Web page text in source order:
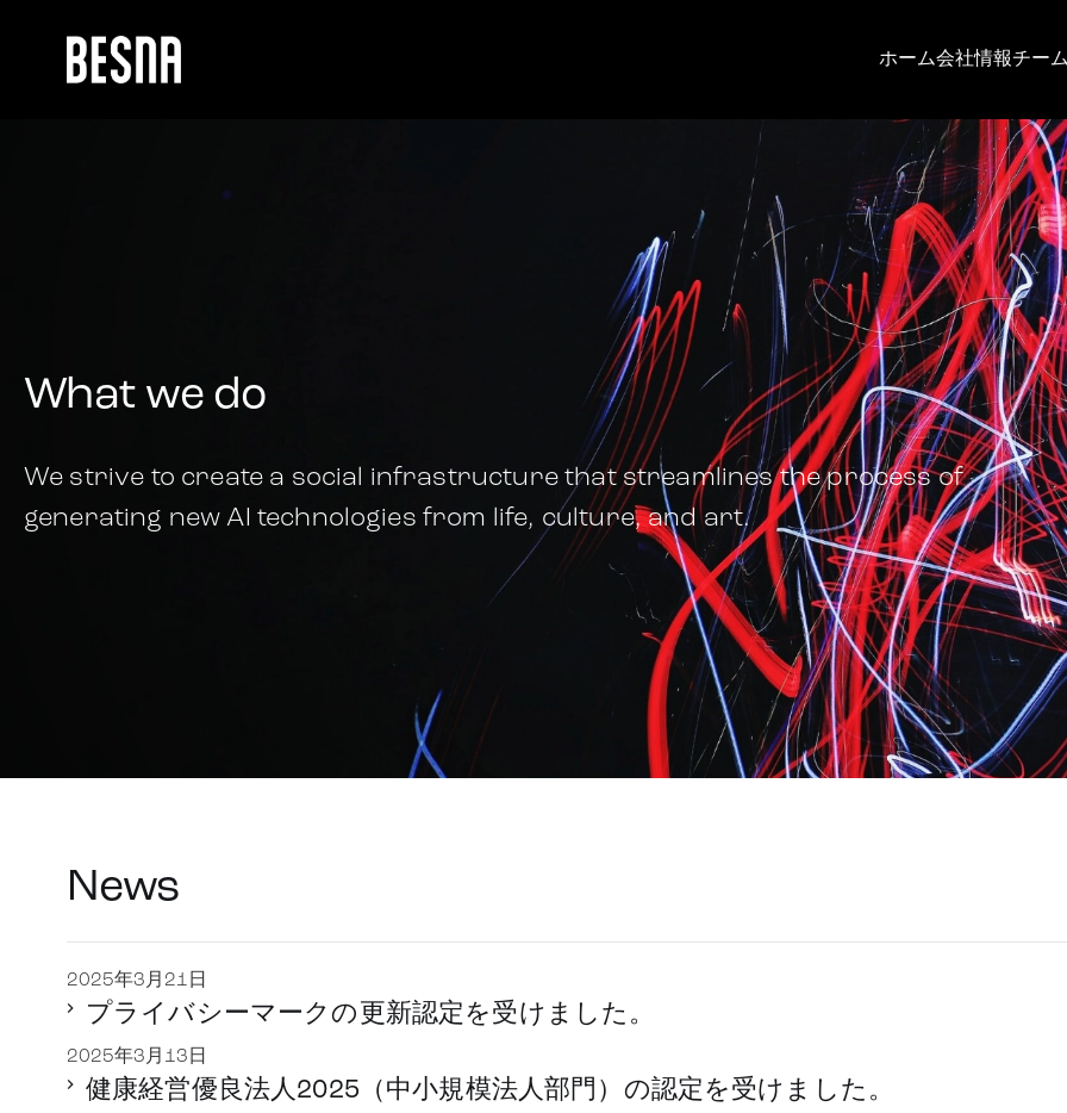
ホーム会社情報チーム
What we do
We strive to create a social infrastructure that streamlines the process of
generating new AI technologies from life, culture, and art.
News
2025年3月21日
プライバシーマークの更新認定を受けました。
2025年3月13日
健康経営優良法人2025（中小規模法人部門）の認定を受けました。